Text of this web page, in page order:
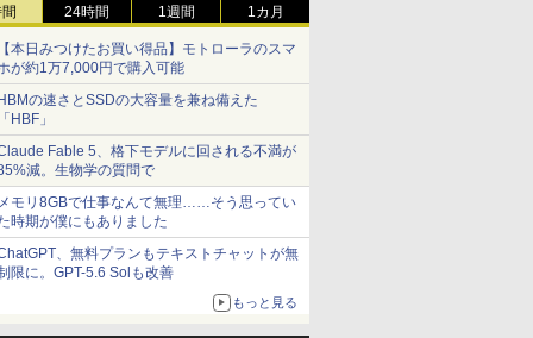
24時間 1週間 1カ月
本日みつけたお買い得品】モトローラのスマ
が約1万7,000円で購入可能
の速さとSSDの大容量を兼ね備えた
HBF」
Fable 5、格下モデルに回される不満が
減。生物学の質問で
モリ8GBで仕事なんて無理……そう思ってい
時期が僕にもありました
、無料プランもテキストチャットが無
限に。GPT-5.6 Solも改善
もっと見る